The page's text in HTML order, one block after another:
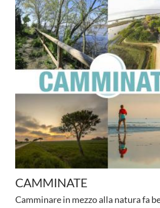
CAMMINATE
Camminare in mezzo alla natura fa